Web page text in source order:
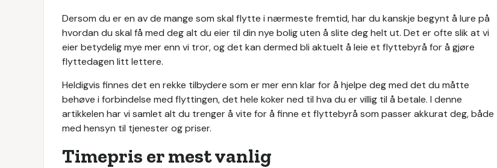
Dersom du er en av de mange som skal flytte i nærmeste fremtid, har du kanskje begynt å lure på
hvordan du skal få med deg alt du eier til din nye bolig uten å slite deg helt ut. Det er ofte slik at vi
eier betydelig mye mer enn vi tror, og det kan dermed bli aktuelt å leie et flyttebyrå for å gjøre
flyttedagen litt lettere.
Heldigvis finnes det en rekke tilbydere som er mer enn klar for å hjelpe deg med det du måtte
behøve i forbindelse med flyttingen, det hele koker ned til hva du er villig til å betale. I denne
artikkelen har vi samlet alt du trenger å vite for å finne et flyttebyrå som passer akkurat deg, både
med hensyn til tjenester og priser.
Timepris er mest vanlig